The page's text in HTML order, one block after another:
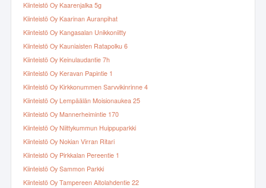
Kiinteistö Oy Kaarenjalka 5g
Kiinteistö Oy Kaarinan Auranpihat
Kiinteistö Oy Kangasalan Unikkoniitty
Kiinteistö Oy Kauniaisten Ratapolku 6
Kiinteistö Oy Keinulaudantie 7h
Kiinteistö Oy Keravan Papintie 1
Kiinteistö Oy Kirkkonummen Sarvvikinrinne 4
Kiinteistö Oy Lempäälän Moisionaukea 25
Kiinteistö Oy Mannerheimintie 170
Kiinteistö Oy Niittykummun Huippuparkki
Kiinteistö Oy Nokian Virran Ritari
Kiinteistö Oy Pirkkalan Pereentie 1
Kiinteistö Oy Sammon Parkki
Kiinteistö Oy Tampereen Aitolahdentie 22